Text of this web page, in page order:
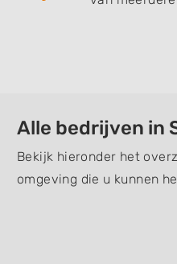
Alle bedrijven in
Bekijk hieronder het
omgeving die u kunnen